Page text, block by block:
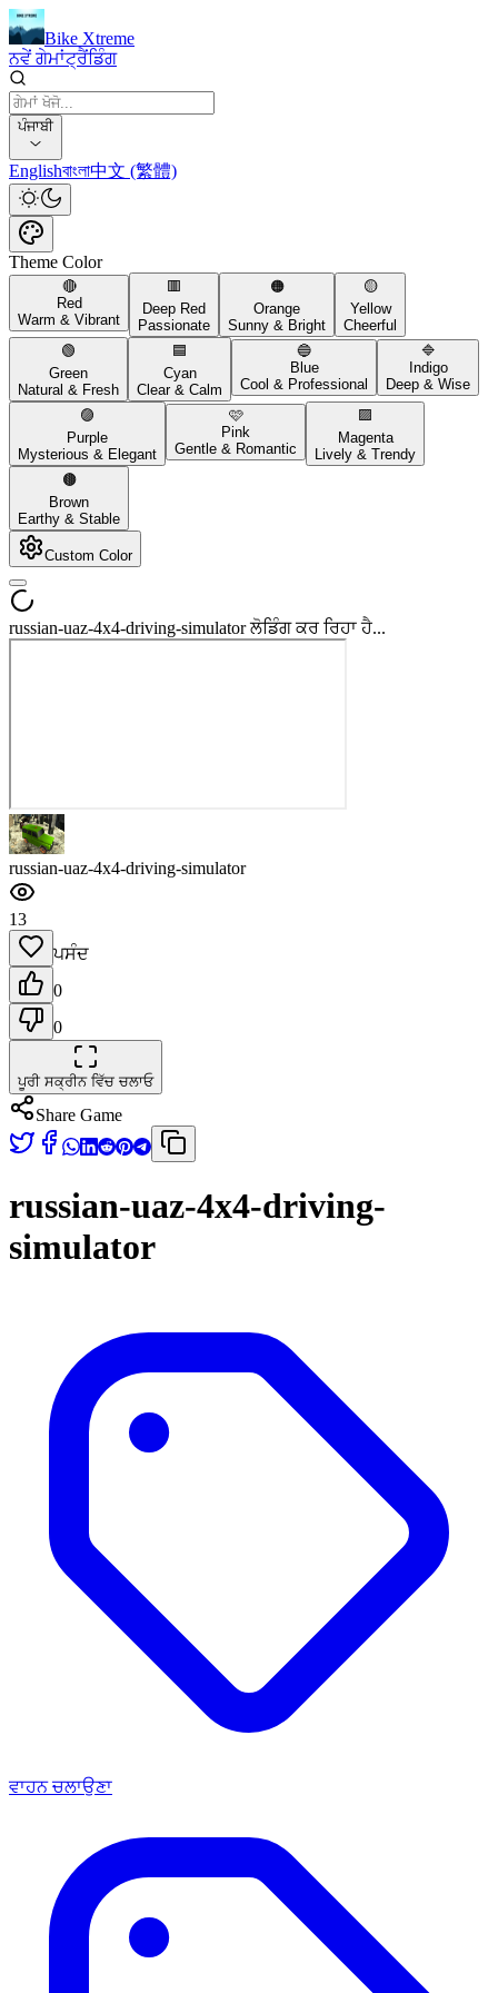
Bike Xtreme
ਨਵੇਂ ਗੇਮਾਂਟ੍ਰੈਂਡਿੰਗ
ਪੰਜਾਬੀ
Englishবাংলা中文 (繁體)
Theme Color
🔴
Red
Warm & Vibrant
🟥
Deep Red
Passionate
🟠
Orange
Sunny & Bright
🟡
Yellow
Cheerful
🟢
Green
Natural & Fresh
🟦
Cyan
Clear & Calm
🔵
Blue
Cool & Professional
🔷
Indigo
Deep & Wise
🟣
Purple
Mysterious & Elegant
🩷
Pink
Gentle & Romantic
🟪
Magenta
Lively & Trendy
🟤
Brown
Earthy & Stable
Custom Color
russian-uaz-4x4-driving-simulator ਲੋਡਿੰਗ ਕਰ ਰਿਹਾ ਹੈ...
russian-uaz-4x4-driving-simulator
13
ਪਸੰਦ
0
0
ਪੂਰੀ ਸਕ੍ਰੀਨ ਵਿੱਚ ਚਲਾਓ
Share Game
russian-uaz-4x4-driving-
simulator
ਵਾਹਨ ਚਲਾਉਣਾ